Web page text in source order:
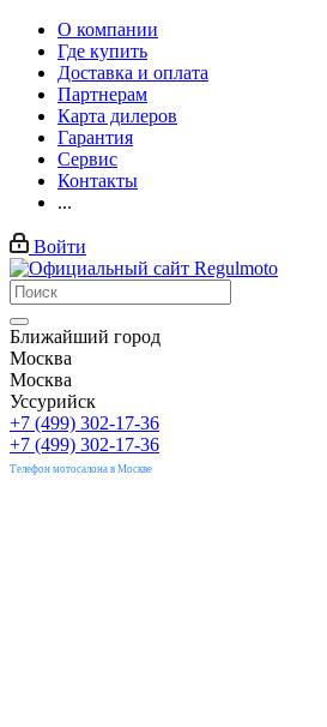
О компании
Где купить
Доставка и оплата
Партнерам
Карта дилеров
Гарантия
Сервис
Контакты
...
Войти
Ближайший город
Москва
Москва
Уссурийск
+7 (499) 302-17-36
+7 (499) 302-17-36
Телефон мотосалона в Москве